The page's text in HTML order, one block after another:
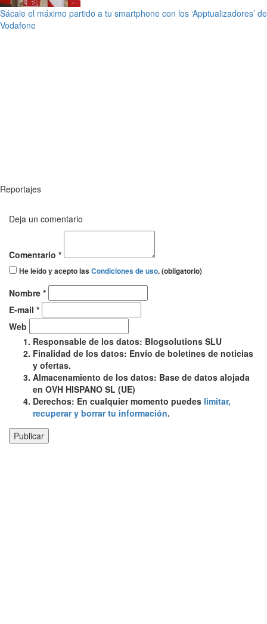
Sácale el máximo partido a tu smartphone con los ‘Apptualizadores’ de
Vodafone
Reportajes
Deja un comentario
Comentario *
He leído y acepto las Condiciones de uso. (obligatorio)
Nombre *
E-mail *
Web
Responsable de los datos: Blogsolutions SLU
Finalidad de los datos: Envío de boletines de noticias
y ofertas.
Almacenamiento de los datos: Base de datos alojada
en OVH HISPANO SL (UE)
Derechos: En cualquier momento puedes limitar,
recuperar y borrar tu información.